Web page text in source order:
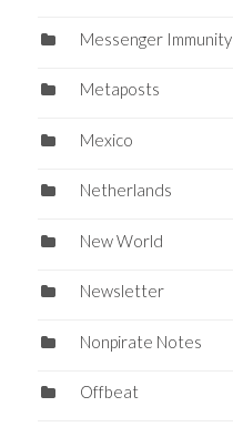
Messenger Immunity
Metaposts
Mexico
Netherlands
New World
Newsletter
Nonpirate Notes
Offbeat